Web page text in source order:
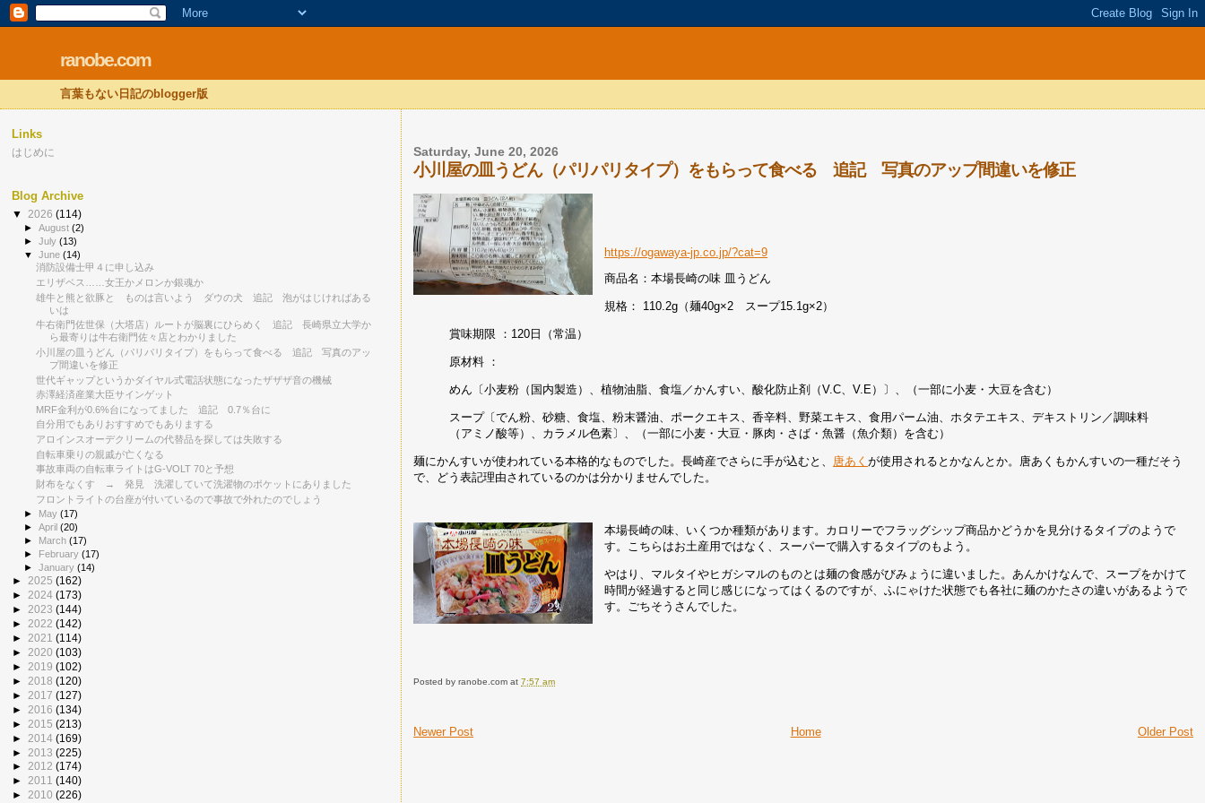
ranobe.com
言葉もない日記のblogger版
Saturday, June 20, 2026
小川屋の皿うどん（パリパリタイプ）をもらって食べる 追記 写真のアップ間違いを修正
https://ogawaya-jp.co.jp/?cat=9
商品名：本場長崎の味 皿うどん
規格： 110.2g（麺40g×2 スープ15.1g×2）
賞味期限 ：120日（常温）
原材料 ：
めん〔小麦粉（国内製造）、植物油脂、食塩／かんすい、酸化防止剤（V.C、V.E）〕、（一部に小麦・大豆を含む）
スープ〔でん粉、砂糖、食塩、粉末醤油、ポークエキス、香辛料、野菜エキス、食用パーム油、ホタテエキス、デキストリン／調味料
（アミノ酸等）、カラメル色素〕、（一部に小麦・大豆・豚肉・さば・魚醤（魚介類）を含む）
麺にかんすいが使われている本格的なものでした。長崎産でさらに手が込むと、 唐あくが使用されるとかなんとか。唐あくもかんすいの一種だそう
で、どう表記理由されているのかは分かりませんでした。
本場長崎の味、いくつか種類があります。カロリーでフラッグシップ商品かどうかを見分けるタイプのようで
す。こちらはお土産用ではなく、スーパーで購入するタイプのもよう。
やはり、マルタイやヒガシマルのものとは麺の食感がびみょうに違いました。あんかけなんで、スープをかけて
時間が経過すると同じ感じになってはくるのですが、ふにゃけた状態でも各社に麺のかたさの違いがあるようで
す。ごちそうさんでした。
Posted byranobe.com at7:57 am
Newer Post Older Post
Home
Links
はじめに
Blog Archive
▼ 2026 (114)
►August(2)
►July(13)
▼June(14)
消防設備士甲４に申し込み
エリザベス……女王かメロンか銀魂か
雄牛と熊と欲豚と ものは言いよう ダウの犬 追記 泡がはじければある
いは
牛右衛門佐世保（大塔店）ルートが脳裏にひらめく 追記 長崎県立大学か
ら最寄りは牛右衛門佐々店とわかりました
小川屋の皿うどん（パリパリタイプ）をもらって食べる 追記 写真のアッ
プ間違いを修正
世代ギャップというかダイヤル式電話状態になったザザザ音の機械
赤澤経済産業大臣サインゲット
MRF金利が0.6%台になってました 追記 0.7％台に
自分用でもありおすすめでもありまする
アロインスオーデクリームの代替品を探しては失敗する
自転車乗りの親戚が亡くなる
事故車両の自転車ライトはG-VOLT 70と予想
財布をなくす → 発見 洗濯していて洗濯物のポケットにありました
フロントライトの台座が付いているので事故で外れたのでしょう
►
May(17)
►April(20)
► March(17)
► February(17)
►January(14)
► 2025 (162)
► 2024 (173)
► 2023 (144)
► 2022 (142)
► 2021 (114)
► 2020 (103)
► 2019 (102)
► 2018 (120)
► 2017 (127)
► 2016 (134)
► 2015 (213)
► 2014 (169)
► 2013 (225)
► 2012 (174)
► 2011 (140)
► 2010 (226)